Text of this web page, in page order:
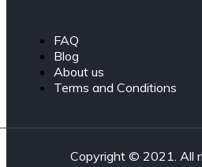
FAQ
Blog
About us
Terms and Conditions
Copyright © 2021. All